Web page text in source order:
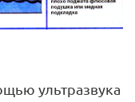
ультразвука